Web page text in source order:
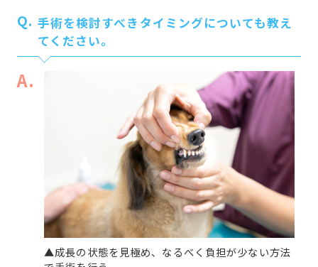
Q. 手術を検討すべきタイミングについても教え
てください。
A.
▲成長の状態を見極め、なるべく負担が少ない方法